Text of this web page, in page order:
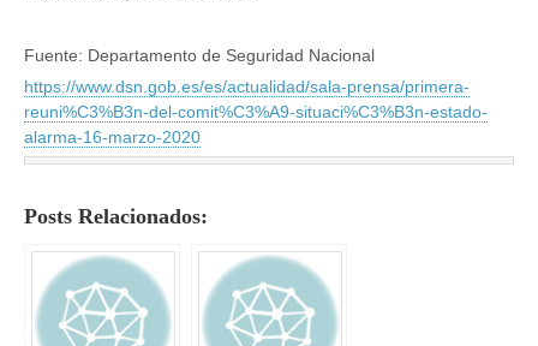
Fuente: Departamento de Seguridad Nacional
https://www.dsn.gob.es/es/actualidad/sala-prensa/primera-
reuni%C3%B3n-del-comit%C3%A9-situaci%C3%B3n-estado-
alarma-16-marzo-2020
Posts Relacionados: